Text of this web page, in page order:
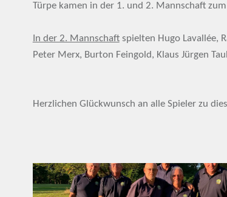
Türpe kamen in der 1. und 2. Mannschaft zum
In der 2. Mannschaftspielten Hugo Lavallée,
Peter Merx, Burton Feingold, Klaus Jürgen
Herzlichen Glückwunsch an alle Spieler zu